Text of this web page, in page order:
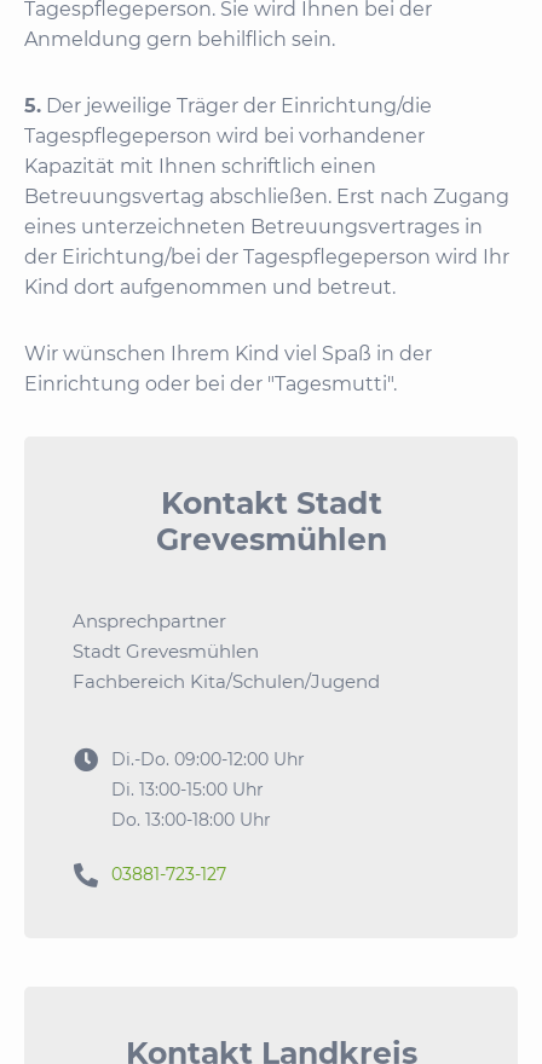
Tagespflegeperson. Sie wird Ihnen bei der
Anmeldung gern behilflich sein.
5. Der jeweilige Träger der Einrichtung/die
Tagespflegeperson wird bei vorhandener
Kapazität mit Ihnen schriftlich einen
Betreuungsvertag abschließen. Erst nach Zugang
eines unterzeichneten Betreuungsvertrages in
der Eirichtung/bei der Tagespflegeperson wird Ihr
Kind dort aufgenommen und betreut.
Wir wünschen Ihrem Kind viel Spaß in der
Einrichtung oder bei der "Tagesmutti".
Kontakt Stadt
Grevesmühlen
Ansprechpartner
Stadt Grevesmühlen
Fachbereich Kita/Schulen/Jugend

Di.-Do. 09:00-12:00 Uhr
Di. 13:00-15:00 Uhr
Do. 13:00-18:00 Uhr
 03881-723-127
Kontakt Landkreis